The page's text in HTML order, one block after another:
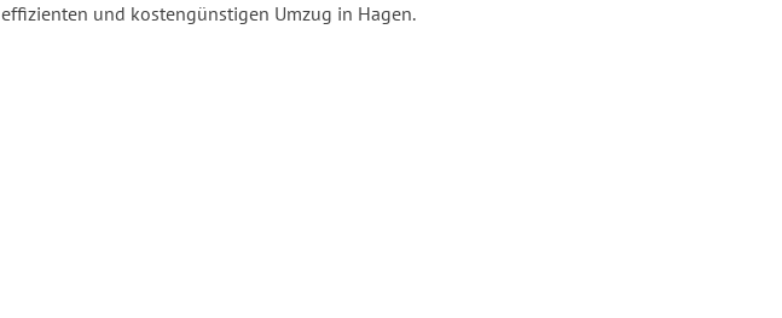
effizienten und kostengünstigen Umzug in Hagen.